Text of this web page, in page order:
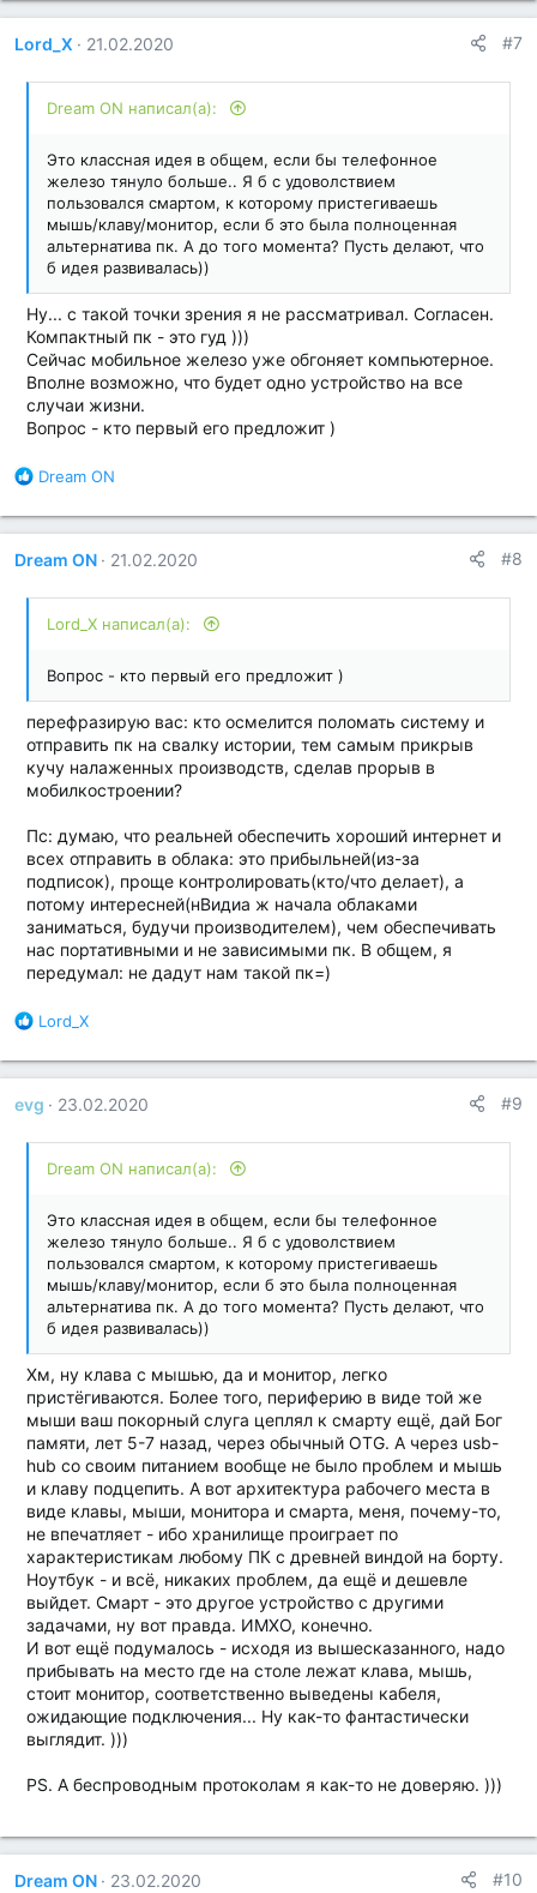
г
о
а
Lord_X 21.02.2020 #7
Dream ON написал(а):
Это классная идея в общем, если бы телефонное
железо тянуло больше.. Я б с удоволствием
пользовался смартом, к которому пристегиваешь
мышь/клаву/монитор, если б это была полноценная
альтернатива пк. А до того момента? Пусть делают, что
б идея развивалась))
Ну... с такой точки зрения я не рассматривал. Согласен.
Компактный пк - это гуд )))
Сейчас мобильное железо уже обгоняет компьютерное.
Вполне возможно, что будет одно устройство на все
случаи жизни.
Вопрос - кто первый его предложит )
Б
а
г
о
а
и
:
Dream ON
Dream ON 21.02.2020 #8
Lord_X написал(а):
Вопрос - кто первый его предложит )
перефразирую вас: кто осмелится поломать систему и
отправить пк на свалку истории, тем самым прикрыв
кучу налаженных производств, сделав прорыв в
мобилкостроении?
Пс: думаю, что реальней обеспечить хороший интернет и
всех отправить в облака: это прибыльней(из-за
подписок), проще контролировать(кто/что делает), а
потому интересней(нВидиа ж начала облаками
заниматься, будучи производителем), чем обеспечивать
нас портативными и не зависимыми пк. В общем, я
передумал: не дадут нам такой пк=)
Б
а
г
о
а
Lord_X
evg 23.02.2020 #9
Dream ON написал(а):
Это классная идея в общем, если бы телефонное
железо тянуло больше.. Я б с удоволствием
пользовался смартом, к которому пристегиваешь
мышь/клаву/монитор, если б это была полноценная
альтернатива пк. А до того момента? Пусть делают, что
б идея развивалась))
Хм, ну клава с мышью, да и монитор, легко
пристёгиваются. Более того, периферию в виде той же
мыши ваш покорный слуга цеплял к смарту ещё, дай Бог
памяти, лет 5-7 назад, через обычный OTG. А через usb-
hub со своим питанием вообще не было проблем и мышь
и клаву подцепить. А вот архитектура рабочего места в
виде клавы, мыши, монитора и смарта, меня, почему-то,
не впечатляет - ибо хранилище проиграет по
характеристикам любому ПК с древней виндой на борту.
Ноутбук - и всё, никаких проблем, да ещё и дешевле
выйдет. Смарт - это другое устройство с другими
задачами, ну вот правда. ИМХО, конечно.
И вот ещё подумалось - исходя из вышесказанного, надо
прибывать на место где на столе лежат клава, мышь,
стоит монитор, соответственно выведены кабеля,
ожидающие подключения... Ну как-то фантастически
выглядит. )))
PS. А беспроводным протоколам я как-то не доверяю. )))
Dream ON 23.02.2020 #10